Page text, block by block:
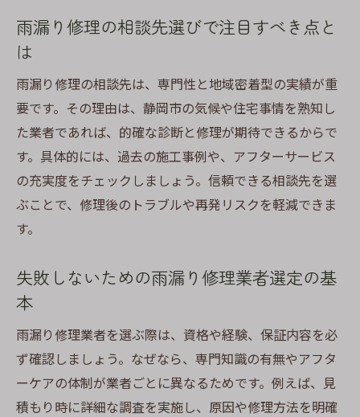
雨漏り修理の相談先選びで注目すべき点と
は
雨漏り修理の相談先は、専門性と地域密着型の実績が重
要です。その理由は、静岡市の気候や住宅事情を熟知し
た業者であれば、的確な診断と修理が期待できるからで
す。具体的には、過去の施工事例や、アフターサービス
の充実度をチェックしましょう。信頼できる相談先を選
ぶことで、修理後のトラブルや再発リスクを軽減できま
す。
失敗しないための雨漏り修理業者選定の基
本
雨漏り修理業者を選ぶ際は、資格や経験、保証内容を必
ず確認しましょう。なぜなら、専門知識の有無やアフタ
ーケアの体制が業者ごとに異なるためです。例えば、見
積もり時に詳細な調査を実施し、原因や修理方法を明確